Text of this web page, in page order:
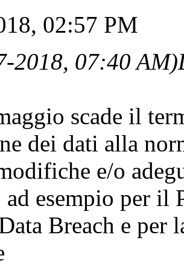
02:57 PM
2018, 07:40 AM)
scade il
dei dati alla
e/o
ad esempio per il
Breach e per